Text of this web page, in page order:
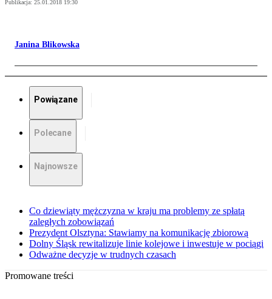
Publikacja: 25.01.2018 19:30
Janina Blikowska
Powiązane
Polecane
Najnowsze
Co dziewiąty mężczyzna w kraju ma problemy ze spłatą
zaległych zobowiązań
Prezydent Olsztyna: Stawiamy na komunikację zbiorową
Dolny Śląsk rewitalizuje linie kolejowe i inwestuje w pociągi
Odważne decyzje w trudnych czasach
Promowane treści